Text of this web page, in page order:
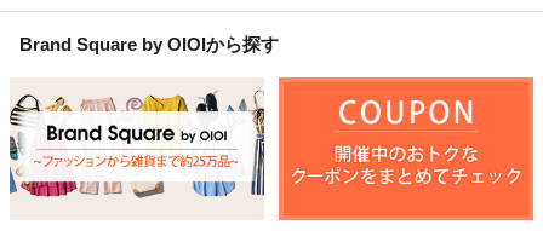
Brand Square by OIOIから探す